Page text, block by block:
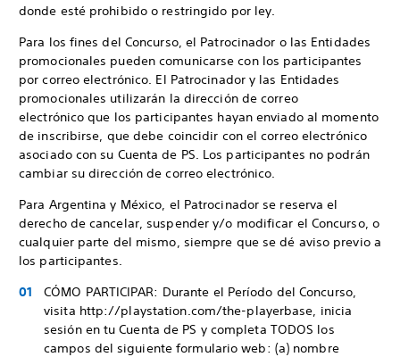
donde esté prohibido o restringido por ley.
Para los fines del Concurso, el Patrocinador o las Entidades
promocionales pueden comunicarse con los participantes
por correo electrónico. El Patrocinador y las Entidades
promocionales utilizarán la dirección de correo
electrónico que los participantes hayan enviado al momento
de inscribirse, que debe coincidir con el correo electrónico
asociado con su Cuenta de PS. Los participantes no podrán
cambiar su dirección de correo electrónico.
Para Argentina y México, el Patrocinador se reserva el
derecho de cancelar, suspender y/o modificar el Concurso, o
cualquier parte del mismo, siempre que se dé aviso previo a
los participantes.
CÓMO PARTICIPAR: Durante el Período del Concurso,
visita http://playstation.com/the-playerbase, inicia
sesión en tu Cuenta de PS y completa TODOS los
campos del siguiente formulario web: (a) nombre